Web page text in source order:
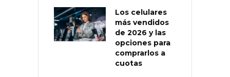
Los celulares
más vendidos
de 2026 y las
opciones para
comprarlos a
cuotas